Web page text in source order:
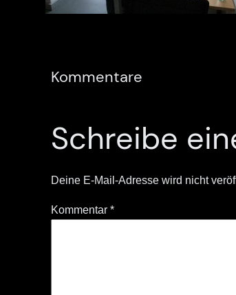
Kommentare
Schreibe
Deine E-Mail-Adresse wird nicht
Kommentar *